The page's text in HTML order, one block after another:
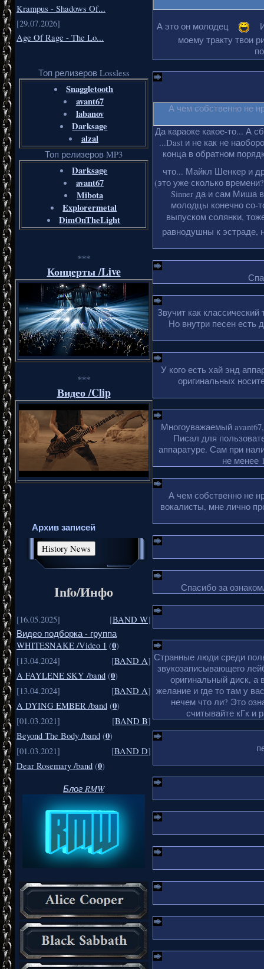
Krampus - Shadows Of...
[29.07.2026]
Age Of Rage - The Lo...
Топ релизеров Lossless
Snaggletooth
avant67
labanov
Darksage
alzal
Топ релизеров MP3
Darksage
avant67
Mibota
Explorermetal
DimOnTheLight
***
Концерты /Live
***
Видео /Clip
Архив записей
Info/Инфо
[16.05.2025] [BAND W]
Видео подборка - группа
WHITESNAKE /Video 1 (0)
[13.04.2024]
[BAND A]
A FAYLENE SKY /band (0)
[13.04.2024]
[BAND A]
A DYING EMBER /band (0)
[01.03.2021]
[BAND B]
Beyond The Body /band (0)
[01.03.2021]
[BAND D]
Dear Rosemary /band (0)
Блог RMW
А это он молодец
моему тракту твои
А чем собственно не
Да караоке какое-то... А
...Dast и не как не
конца в обратном
что... Майкл Шенкер и
(это уже сколько
Sinner да и сам Миша
молодцы конечно со-
выпуском солянки,
равнодушны к эстраде,
Звучит как
Но внутри песен есть
У кого есть хай энд
оригинальных
Многоуважаемый
Писал для
аппаратуре. Сам при
не менее
А чем собственно не
вокалисты, мне лично
Спасибо за
Странные люди среди
звукозаписывающего
оригинальный диск, а
желание и где то там у
нечем что ли? Это
считывайте кГк и